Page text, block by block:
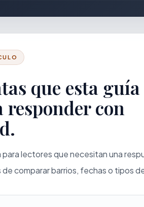
que esta guía
responder con
para lectores que necesitan una
comparar barrios, fechas o tipos